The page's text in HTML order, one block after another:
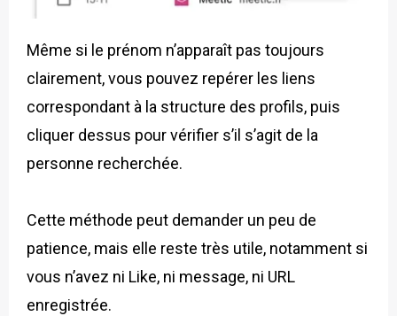
Même si le prénom n’apparaît pas toujours
clairement, vous pouvez repérer les liens
correspondant à la structure des profils, puis
cliquer dessus pour vérifier s’il s’agit de la
personne recherchée.
Cette méthode peut demander un peu de
patience, mais elle reste très utile, notamment si
vous n’avez ni Like, ni message, ni URL
enregistrée.